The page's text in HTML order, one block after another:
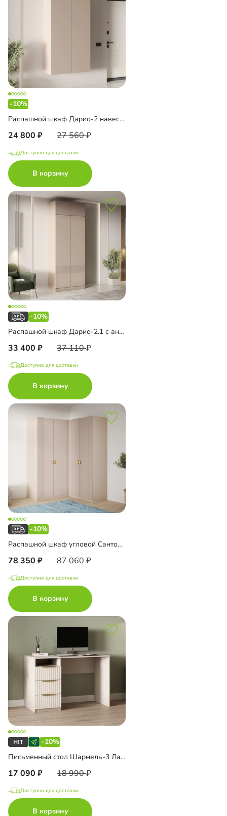
-10%
Распашной шкаф Дарио-2 навесной
24 800 27 560
Доступно для доставки
В корзину
-10%
Распашной шкаф Дарио-2.1 с антресолью
33 400 37 110
Доступно для доставки
В корзину
-10%
Распашной шкаф угловой Санторини-550 Лайф
78 350 87 060
Доступно для доставки
В корзину
-10%
Письменный стол Шармель-3 Лайф
17 090 18 990
Доступно для доставки
В корзину